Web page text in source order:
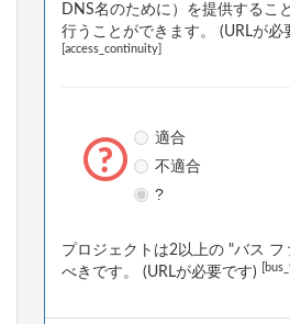
DNS名のために）を提供するこ
行うことができます。 (URLが必
[access_continuity]
適合
不適合
?
プロジェクトは2以上の "バス フ
べきです。 (URLが必要です)